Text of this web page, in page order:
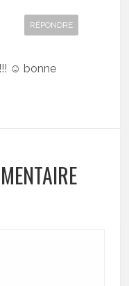
RÉPONDRE
☺ bonne